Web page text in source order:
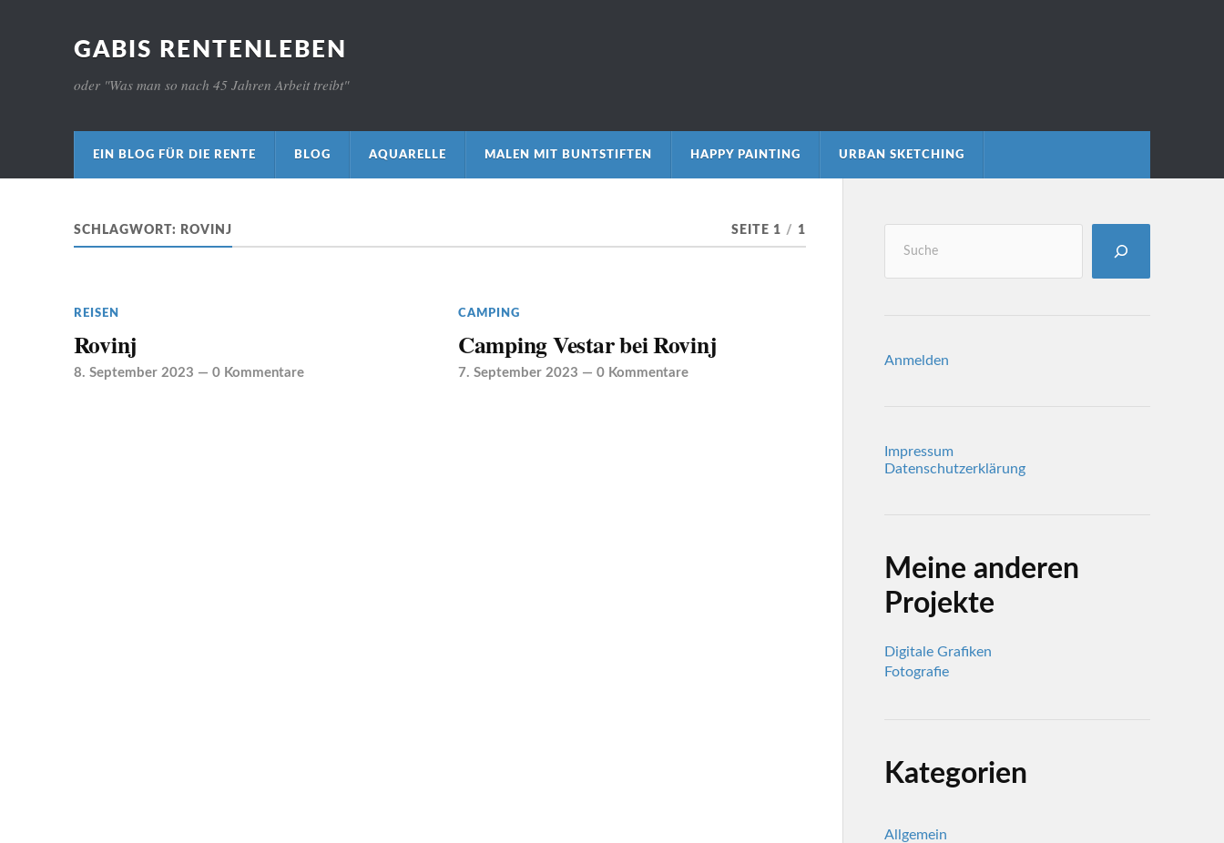
GABIS RENTENLEBEN
oder "Was man so nach 45 Jahren Arbeit treibt"
EIN BLOG FÜR DIE RENTE BLOG AQUARELLE MALEN MIT BUNTSTIFTEN HAPPY PAINTING URBAN SKETCHING
SCHLAGWORT: ROVINJ SEITE 1 / 1
REISEN
Rovinj
8. September 2023 — 0 Kommentare
CAMPING
Camping Vestar bei Rovinj
7. September 2023 — 0 Kommentare
Anmelden
Impressum
Datenschutzerklärung
Meine anderen
Projekte
Digitale Grafiken
Fotografie
Kategorien
Allgemein